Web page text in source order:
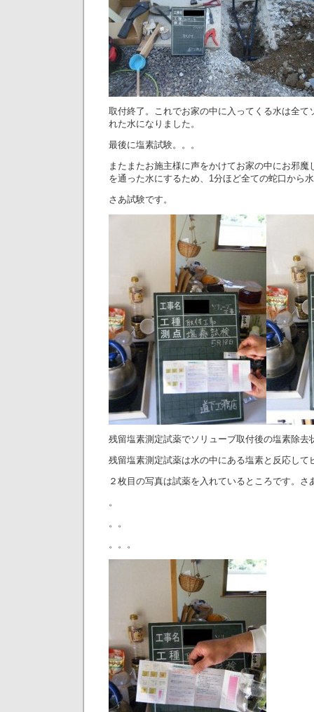
取付終了。これでお家の中に入ってくる水は全て
れた水になりました。
最後に塩素試験。。。
またまたお施主様に声をかけてお家の中にお邪魔
を通った水にするため、1分ほど全ての蛇口から
さあ試験です。
残留塩素測定試薬でソリューブ取付後の塩素除去
残留塩素測定試薬は水の中にある塩素と反応して
２枚目の写真は試薬を入れているところです。さ
。
。。
。。。